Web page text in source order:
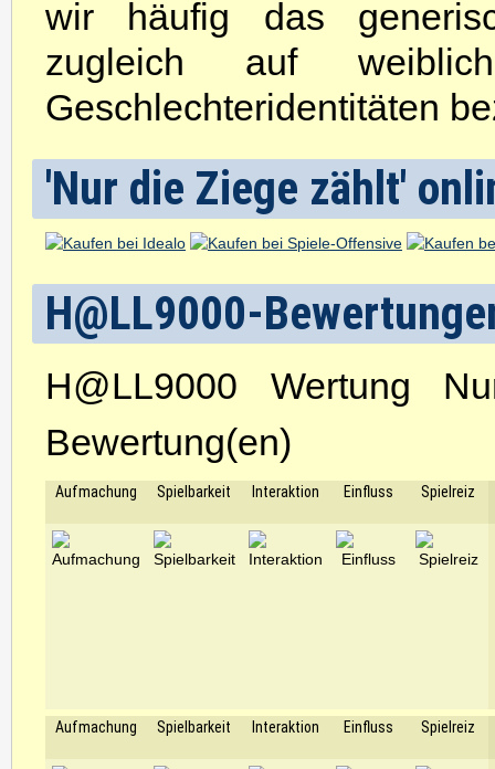
wir häufig das
zugleich auf
Geschlechteridentitäten
'Nur die Ziege zählt'
H@LL9000-
H@LL9000 Wertung
Bewertung(en)
Aufmachung Spielbarkeit Interaktion Einfluss Spielreiz
Aufmachung Spielbarkeit Interaktion Einfluss Spielreiz